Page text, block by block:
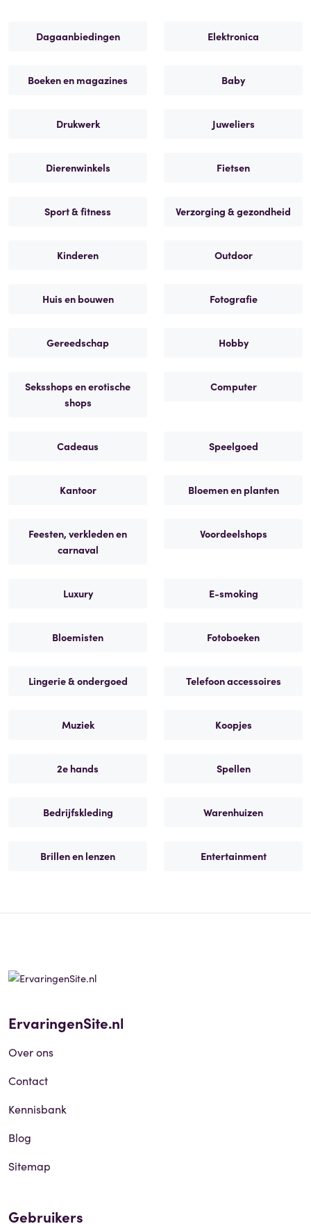
Dagaanbiedingen Elektronica
Boeken en magazines Baby
Drukwerk Juweliers
Dierenwinkels Fietsen
Sport & fitness Verzorging & gezondheid
Kinderen Outdoor
Huis en bouwen Fotografie
Gereedschap Hobby
Seksshops en erotische
shops
Computer
Cadeaus Speelgoed
Kantoor Bloemen en planten
Feesten, verkleden en
carnaval
Voordeelshops
Luxury E-smoking
Bloemisten Fotoboeken
Lingerie & ondergoed Telefoon accessoires
Muziek Koopjes
2e hands Spellen
Bedrijfskleding Warenhuizen
Brillen en lenzen Entertainment
ErvaringenSite.nl
Over ons
Contact
Kennisbank
Blog
Sitemap
Gebruikers